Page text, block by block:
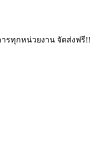
รทุกหน่วยงาน จัดส่งฟรี!!